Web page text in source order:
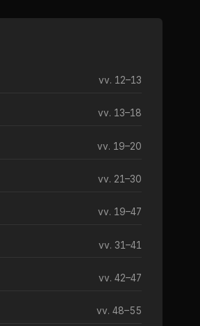
vv. 12–13
vv. 13–18
vv. 19–20
vv. 21–30
vv. 19–47
vv. 31–41
vv. 42–47
vv. 48–55